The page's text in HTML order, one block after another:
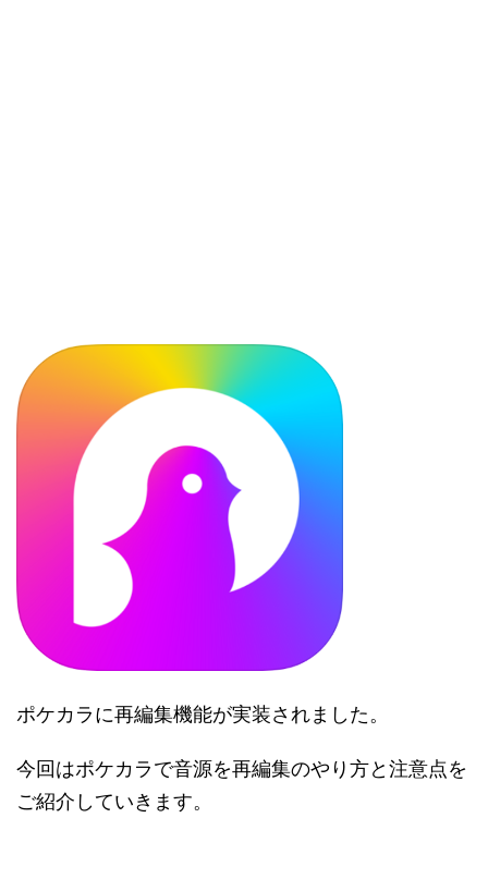
ポケカラに再編集機能が実装されました。
今回はポケカラで音源を再編集のやり方と注意点を
ご紹介していきます。